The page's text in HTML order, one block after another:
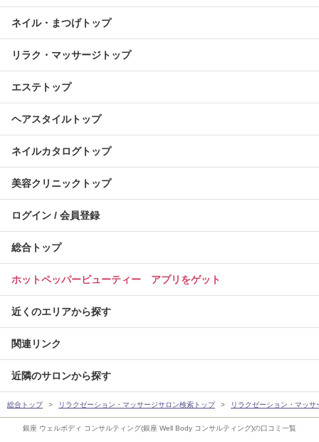
銀座 ウェルボディ コンサルティング(銀座 Well Body コンサルティング)の口コミ一覧
ネイル・まつげトップ
リラク・マッサージトップ
エステトップ
ヘアスタイルトップ
ネイルカタログトップ
美容クリニックトップ
ログイン / 会員登録
総合トップ
ホットペッパービューティー アプリをゲット
近くのエリアから探す
関連リンク
近隣のサロンから探す
総合トップ リラクゼーション・マッサージサロン検索トップ リラクゼーション・マッ